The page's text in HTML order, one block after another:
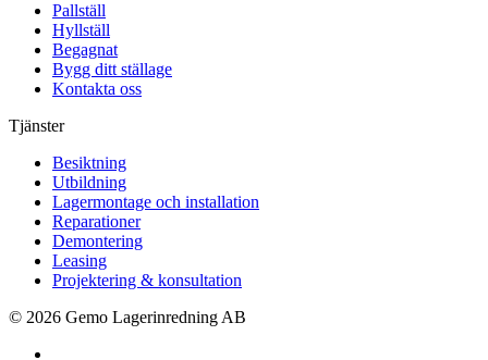
Pallställ
Hyllställ
Begagnat
Bygg ditt ställage
Kontakta oss
Tjänster
Besiktning
Utbildning
Lagermontage och installation
Reparationer
Demontering
Leasing
Projektering & konsultation
© 2026 Gemo Lagerinredning AB